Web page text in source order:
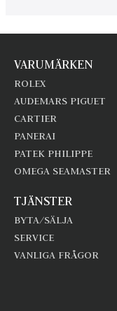
VARUMÄRKEN
ROLEX
AUDEMARS PIGUET
CARTIER
PANERAI
PATEK PHILIPPE
OMEGA SEAMASTER
TJÄNSTER
BYTA/SÄLJA
SERVICE
VANLIGA FRÅGOR